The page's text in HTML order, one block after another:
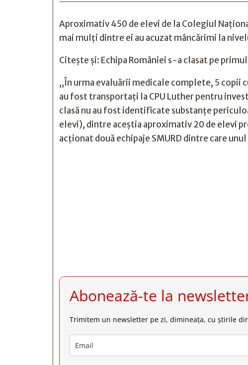
Aproximativ 450 de elevi de la Colegiul
mai mulți dintre ei au acuzat mâncărimi la
Citește și: Echipa României s-a clasat pe
„În urma evaluării medicale complete, 5 copii
au fost transportaţi la CPU Luther pentru
clasă nu au fost identificate substanţe
elevi), dintre aceştia aproximativ 20 de elevi
acționat două echipaje SMURD dintre care
Abonează-te la
Trimitem un newsletter pe zi, dimineața, cu știrile